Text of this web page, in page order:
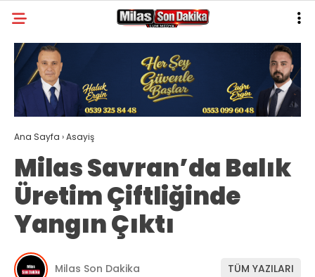
27.1
GALERİ YAZARLAR
MILAS
MUĞLA’DAN
ASAYIŞ
GÜNDEM
EKONOMI
SPOR
Ana Sayfa ›Asayiş
Milas Savran’da Balık
Üretim Çiftliğinde
Yangın Çıktı
Milas Son Dakika TÜM YAZILARI